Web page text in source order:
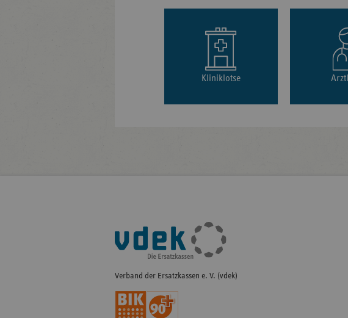
Kliniklotse
Fußleisten-
Navigation
Verband der Ersatzkassen e. V. (vdek)